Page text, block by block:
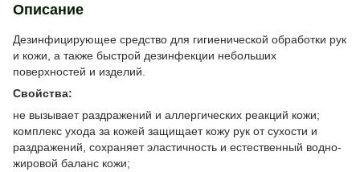
Описание
Дезинфицирующее средство для гигиенической обработки рук
и кожи, а также быстрой дезинфекции небольших
поверхностей и изделий.
Свойства:
не вызывает раздражений и аллергических реакций кожи;
комплекс ухода за кожей защищает кожу рук от сухости и
раздражений, сохраняет эластичность и естественный водно-
жировой баланс кожи;